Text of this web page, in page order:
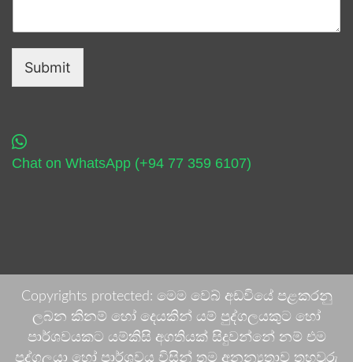
Submit
Chat on WhatsApp (+94 77 359 6107)
Copyrights protected: මෙම වෙබ් අඩවියේ පළකරනු
ලබන කිනම් හෝ දෙයකින් යම් පුද්ගලයකුට හෝ
පාර්ශවයකට යම්කිසි අගතියක් සිදුවන්නේ නම් එම
පුද්ගලයා හෝ පාර්ශවය විසින් තම අනන්‍යතාව තහවුරු